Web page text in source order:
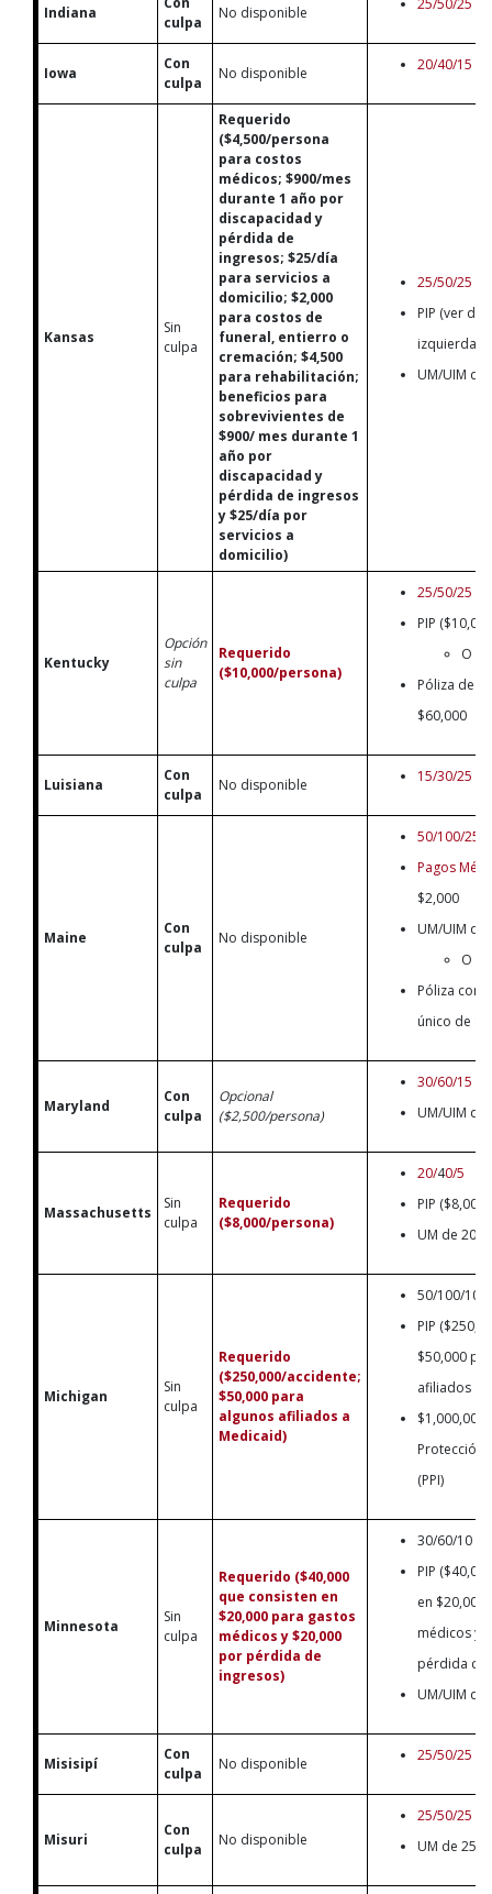
Indiana
culpa
No disponible
Iowa
Con
culpa
No disponible 20/40/15
Kansas
Sin
culpa
Requerido
($4,500/persona
para costos
médicos; $900/mes
durante 1 año por
discapacidad y
pérdida de
ingresos; $25/día
para servicios a
domicilio; $2,000
para costos de
funeral, entierro o
cremación; $4,500
para rehabilitación;
beneficios para
sobrevivientes de
$900/ mes durante 1
año por
discapacidad y
pérdida de ingresos
y $25/día por
servicios a
domicilio)
25/50/25
PIP (ver
izquierda)
UM/UIM de
Kentucky
Opción
sin
culpa
Requerido
($10,000/persona)
25/50/25
PIP
O
Póliza de
$60,000
Luisiana
Con
culpa
No disponible 15/30/25
Maine
Con
culpa
No disponible
50/100/25
Pagos
$2,000
UM/UIM de
O
Póliza
único de
Maryland
Con
culpa
Opcional
($2,500/persona)
30/60/15
UM/UIM de
Massachusetts
Sin
culpa
Requerido
($8,000/persona)
20/40/5
PIP
UM de 20/
Michigan
Sin
culpa
Requerido
($250,000/accidente;
$50,000 para
algunos afiliados a
Medicaid)
50/100/10
PIP
$50,000
afiliados a
Protección
(PPI)
Minnesota
Sin
culpa
Requerido ($40,000
que consisten en
$20,000 para gastos
médicos y $20,000
por pérdida de
ingresos)
30/60/10
PIP
en $20,000
médicos y
pérdida de
UM/UIM de
Misisipí
Con
culpa
No disponible 25/50/25
Misuri
Con
culpa
No disponible
25/50/25
UM de 25/